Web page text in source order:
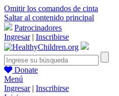
Omitir los comandos de cinta
Saltar al contenido principal
Patrocinadores
Ingresar| Inscribirse
Donate
Menú
Ingresar| Inscribirse